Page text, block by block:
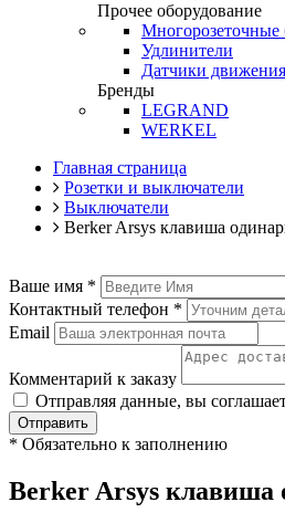
Прочее оборудование
Многорозеточные
Удлинители
Датчики движения
Бренды
LEGRAND
WERKEL
Главная страница
Розетки и выключатели
Выключатели
Berker Arsys клавиша
Ваше имя *
Контактный телефон *
Email
Комментарий к заказу
Отправляя данные, вы
Отправить
* Обязательно к заполнению
Berker Arsys клавиша